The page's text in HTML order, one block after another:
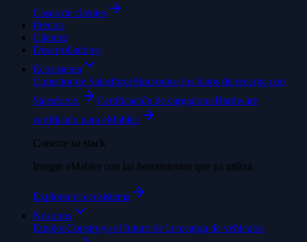
Casos de clientes
Precios
Clientes
Desarrolladores
Ecosistema
Conector de SalesforceSincronice los datos de recarga con
Salesforce.
Certificación de cargadoresHardware
certificado para eMabler.
Conecte su stack
Integre eMabler con las herramientas que ya utiliza.
Explorar el ecosistema
Nosotros
EmpleoConstruya el futuro de la recarga de vehículos